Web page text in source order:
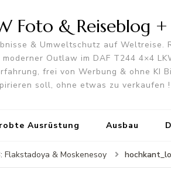
Foto & Reiseblog
& Umweltschutz auf Weltreise.
Outlaw im DAF T244 4×4
frei von Werbung & ohne KI
soll, ohne etwas zu verkaufen !
Ausrüstung Ausbau
Flakstadoya & Moskenesoy